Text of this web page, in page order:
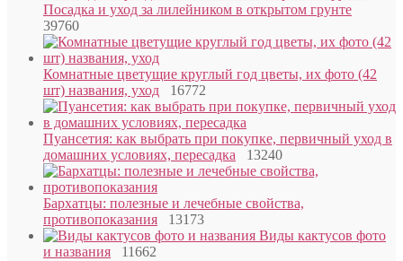
Посадка и уход за лилейником в открытом грунте
39760
Комнатные цветущие круглый год цветы, их фото (42
шт) названия, уход
16772
Пуансетия: как выбрать при покупке, первичный уход в
домашних условиях, пересадка
13240
Бархатцы: полезные и лечебные свойства,
противопоказания
13173
Виды кактусов фото
и названия
11662